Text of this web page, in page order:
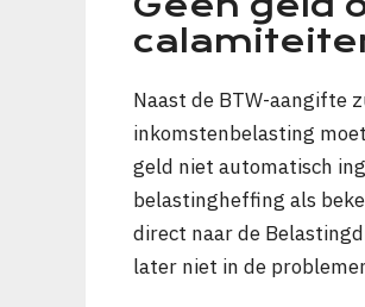
Naast de BTW-aangifte
inkomstenbelasting
geld niet automatisch
belastingheffing als
direct naar de
later niet in de